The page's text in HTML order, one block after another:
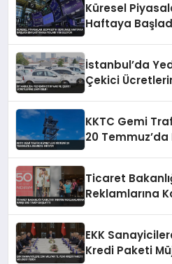
Küresel
Haftaya
İstanbul’da
Çekici
KKTC Gemi
20
Ticaret
Reklamlarına
EKK
Kredi Paketi